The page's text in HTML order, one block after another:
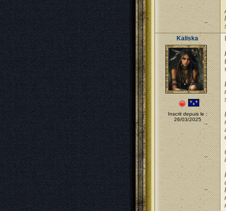
Kaliska
Inscrit depuis le :
26/03/2025